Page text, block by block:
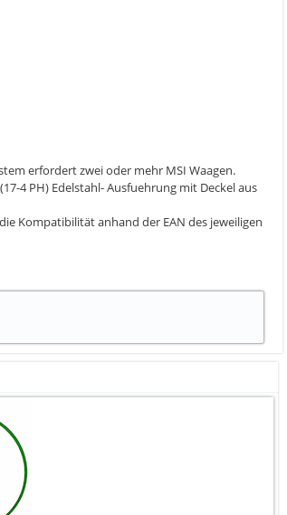
erfordert zwei oder mehr MSI Waagen.
4 PH) Edelstahl- Ausfuehrung mit Deckel aus
Kompatibilität anhand der EAN des jeweiligen